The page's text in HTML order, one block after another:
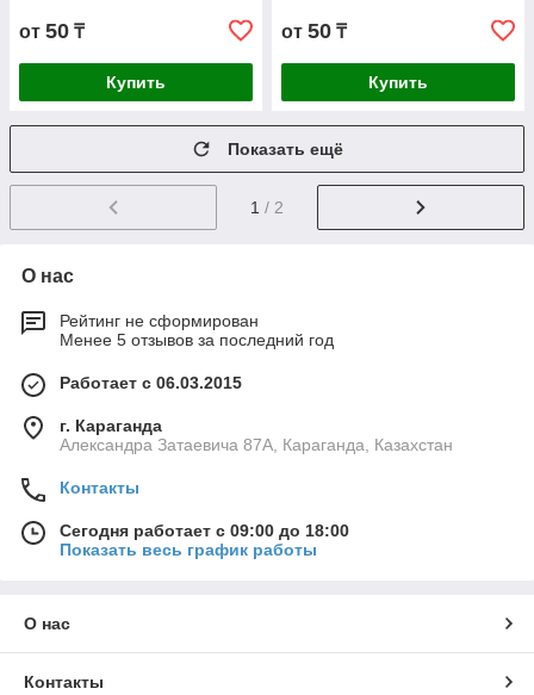
от 50 ₸
Купить
от 50 ₸
Купить
Показать ещё
1 / 2
О нас
Рейтинг не сформирован
Менее 5 отзывов за последний год
Работает с 06.03.2015
г. Караганда
Александра Затаевича 87А, Караганда, Казахстан
Контакты
Сегодня работает с 09:00 до 18:00
Показать весь график работы
О нас
Контакты